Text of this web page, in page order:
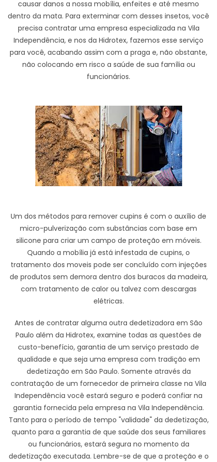
causar danos a nossa mobília, enfeites e até mesmo
dentro da mata. Para exterminar com desses insetos, você
precisa contratar uma empresa especializada na Vila
Independência, e nos da Hidrotex, fazemos esse serviço
para você, acabando assim com a praga e, não obstante,
não colocando em risco a saúde de sua família ou
funcionários.
Um dos métodos para remover cupins é com o auxílio de
micro-pulverização com substâncias com base em
silicone para criar um campo de proteção em móveis.
Quando a mobília já está infestada de cupins, o
tratamento dos moveis pode ser concluído com injeções
de produtos sem demora dentro dos buracos da madeira,
com tratamento de calor ou talvez com descargas
elétricas.
Antes de contratar alguma outra dedetizadora em São
Paulo além da Hidrotex, examine todas as questões de
custo-benefício, garantia de um serviço prestado de
qualidade e que seja uma empresa com tradição em
dedetização em São Paulo. Somente através da
contratação de um fornecedor de primeira classe na Vila
Independência você estará seguro e poderá confiar na
garantia fornecida pela empresa na Vila Independência.
Tanto para o período de tempo "validade" da dedetização,
quanto para a garantia de que saúde dos seus familiares
ou funcionários, estará segura no momento da
dedetização executada. Lembre-se de que a proteção e o